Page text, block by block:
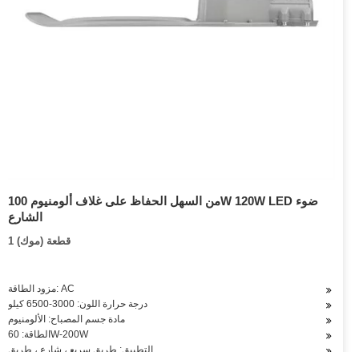
من السهل الحفاظ على غلاف ألومنيوم 100W 120W LED ضوء
الشارع
1 قطعة (موك)
مزود الطاقة: AC
درجة حرارة اللون: 3000-6500 كيلو
مادة جسم المصباح: الألومنيوم
الطاقة: 60W-200W
التطبيق: طريق سريع ، شارع ، طريق